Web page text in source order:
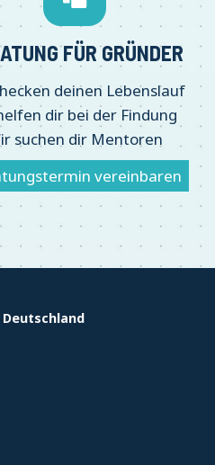
FÜR GRÜNDER
deinen Lebenslauf
dir bei der Findung
suchen dir Mentoren
vereinbaren